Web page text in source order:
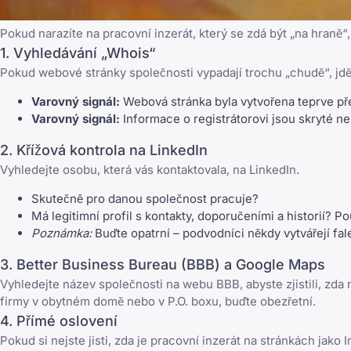
Pokud narazíte na pracovní inzerát, který se zdá být „na
1. Vyhledávání „Whois“
Pokud webové stránky společnosti vypadají trochu „chudě“,
Varovný signál: Webová stránka byla vytvořena teprve
Varovný signál: Informace o registrátorovi jsou skryté
2. Křížová kontrola na LinkedIn
Vyhledejte osobu, která vás kontaktovala, na LinkedIn.
Skutečně pro danou společnost pracuje?
Má legitimní profil s kontakty, doporučeními a historií?
Poznámka:Buďte opatrní – podvodníci někdy vytvářejí
3. Better Business Bureau (BBB) a Google Maps
Vyhledejte název společnosti na webu BBB, abyste zjistili,
firmy v obytném domě nebo v P.O. boxu, buďte obezřetní.
4. Přímé oslovení
Pokud si nejste jisti, zda je pracovní inzerát na stránkách jako